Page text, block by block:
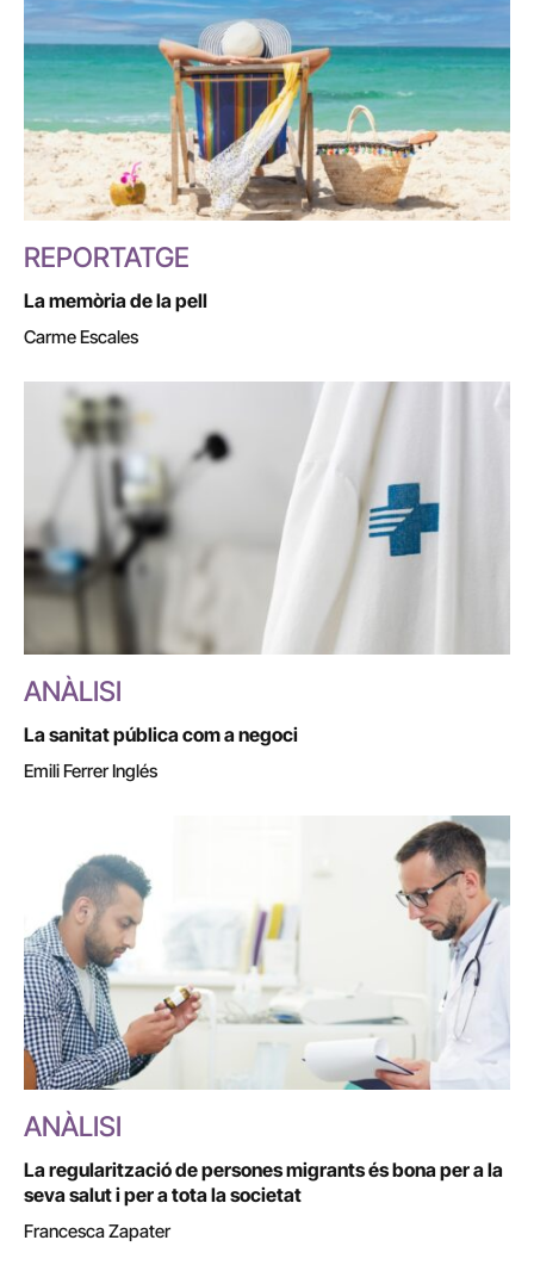
REPORTATGE
La memòria de la pell
Carme Escales
ANÀLISI
La sanitat pública com a negoci
Emili Ferrer Inglés
ANÀLISI
La regularització de persones migrants és bona per a la
seva salut i per a tota la societat
Francesca Zapater